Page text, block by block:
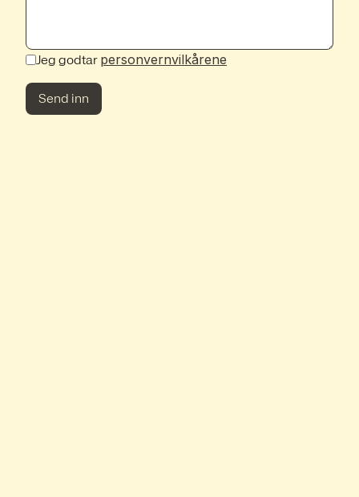
Jeg godtar personvernvilkårene
Send inn